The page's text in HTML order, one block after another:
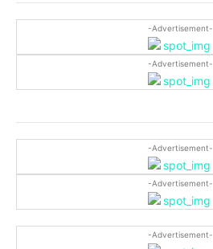
-Advertisement-
-Advertisement-
-Advertisement-
-Advertisement-
-Advertisement-